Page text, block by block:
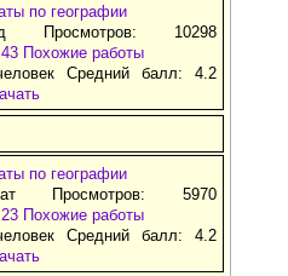
по географии
Просмотров: 10298
Похожие работы
Средний балл: 4.2
по географии
Просмотров: 5970
Похожие работы
Средний балл: 4.2